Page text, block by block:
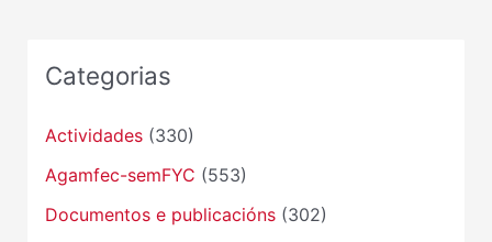
Categorias
Actividades(330)
Agamfec-semFYC (553)
Documentos e publicacións(302)